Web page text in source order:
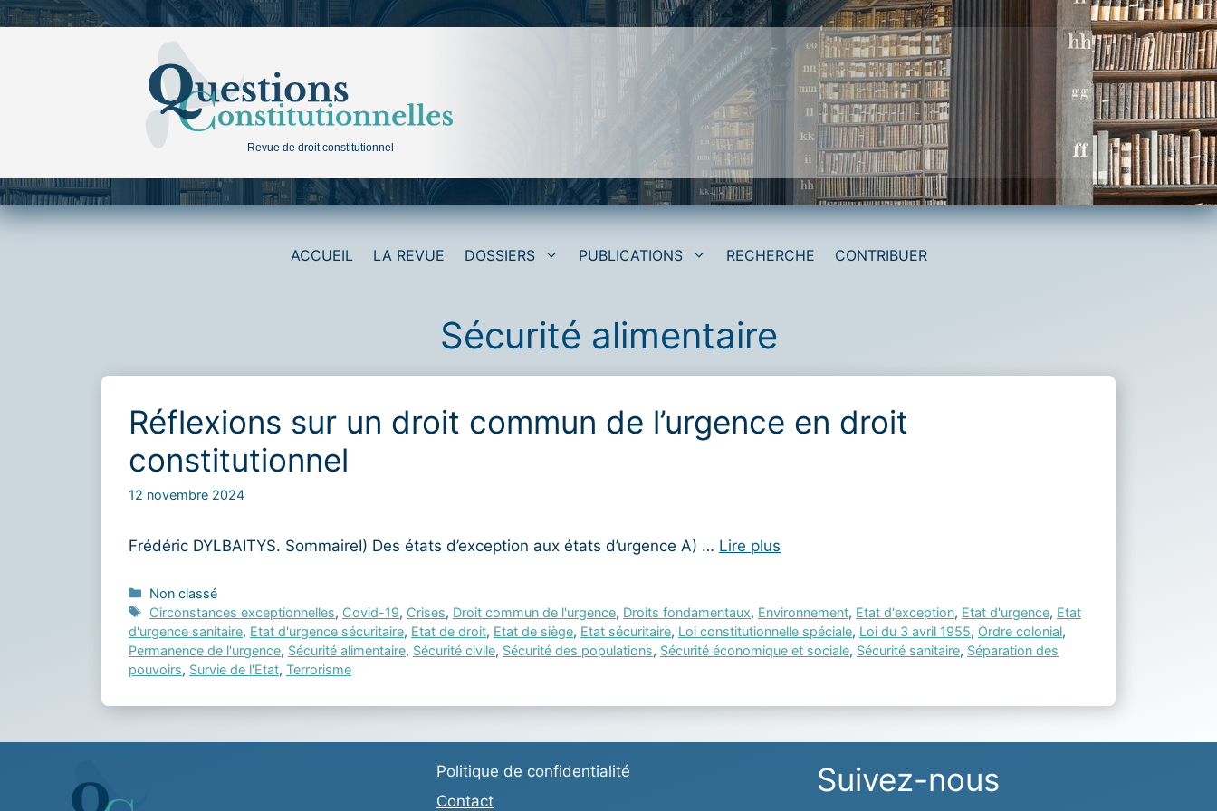
Aller
au
Revue de droit constitutionnel
ACCUEIL LA REVUE DOSSIERS PUBLICATIONS RECHERCHE CONTRIBUER
Sécurité alimentaire
Réflexions sur un droit commun de l’urgence en droit
constitutionnel
12 novembre 2024
Frédéric DYLBAITYS. SommaireI) Des états d’exception aux états d’urgence A) … Lire plus
Catégories
Non classé
Étiquettes
Circonstances exceptionnelles, Covid-19, Crises, Droit commun de l'urgence, Droits fondamentaux, Environnement, Etat d'exception, Etat d'urgence, Etat
d'urgence sanitaire, Etat d'urgence sécuritaire, Etat de droit, Etat de siège, Etat sécuritaire, Loi constitutionnelle spéciale, Loi du 3 avril 1955, Ordre colonial,
Permanence de l'urgence, Sécurité alimentaire, Sécurité civile, Sécurité des populations, Sécurité économique et sociale, Sécurité sanitaire, Séparation des
pouvoirs, Survie de l'Etat, Terrorisme
Politique de confidentialité
Contact
Suivez-nous